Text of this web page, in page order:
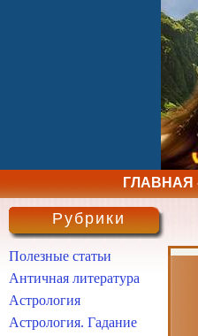
ГЛАВНАЯ
Рубрики
Полезные статьи
Античная литература
Астрология
Астрология. Гадание